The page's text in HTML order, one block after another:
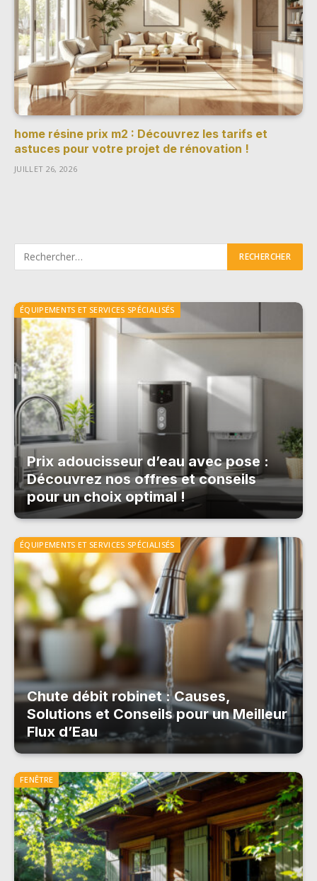
home résine prix m2 : Découvrez les tarifs et
astuces pour votre projet de rénovation !
JUILLET 26, 2026
ÉQUIPEMENTS ET SERVICES SPÉCIALISÉS
Prix adoucisseur d’eau avec pose :
Découvrez nos offres et conseils
pour un choix optimal !
ÉQUIPEMENTS ET SERVICES SPÉCIALISÉS
Chute débit robinet : Causes,
Solutions et Conseils pour un Meilleur
Flux d’Eau
FENÊTRE